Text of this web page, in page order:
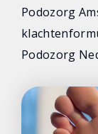
Steunzolen
Maak een
Niet
Podozorg
Podozorg